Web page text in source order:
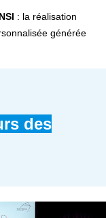
: la réalisation
générée
des